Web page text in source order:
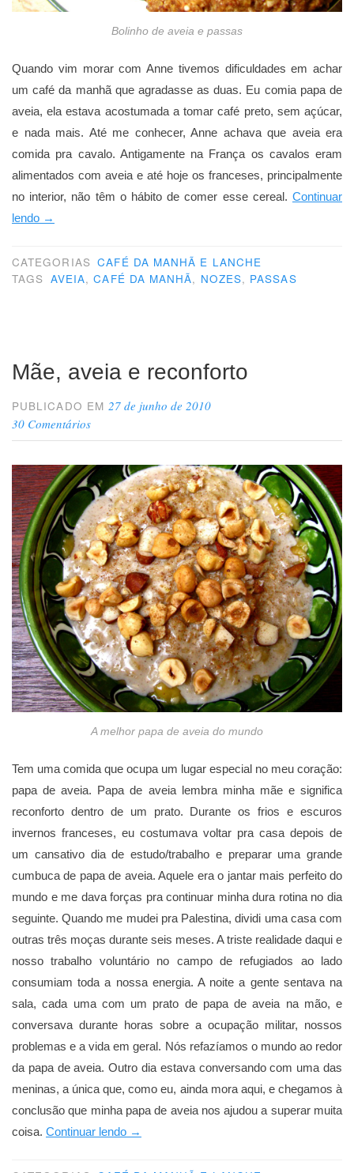
Bolinho de aveia e passas
Quando vim morar com Anne tivemos dificuldades em achar
um café da manhã que agradasse as duas. Eu comia papa de
aveia, ela estava acostumada a tomar café preto, sem açúcar,
e nada mais. Até me conhecer, Anne achava que aveia era
comida pra cavalo. Antigamente na França os cavalos eram
alimentados com aveia e até hoje os franceses, principalmente
no interior, não têm o hábito de comer esse cereal. Continuar
lendo “O
servir
no
→
CATEGORIAS CAFÉ DA MANHÃ E LANCHE
TAGS AVEIA,CAFÉ DA MANHÃ, NOZES, PASSAS
Mãe, aveia e reconforto
PUBLICADO EM27 de junho de 2010
30 Comentários
A melhor papa de aveia do mundo
Tem uma comida que ocupa um lugar especial no meu coração:
papa de aveia. Papa de aveia lembra minha mãe e significa
reconforto dentro de um prato. Durante os frios e escuros
invernos franceses, eu costumava voltar pra casa depois de
um cansativo dia de estudo/trabalho e preparar uma grande
cumbuca de papa de aveia. Aquele era o jantar mais perfeito do
mundo e me dava forças pra continuar minha dura rotina no dia
seguinte. Quando me mudei pra Palestina, dividi uma casa com
outras três moças durante seis meses. A triste realidade daqui e
nosso trabalho voluntário no campo de refugiados ao lado
consumiam toda a nossa energia. A noite a gente sentava na
sala, cada uma com um prato de papa de aveia na mão, e
conversava durante horas sobre a ocupação militar, nossos
problemas e a vida em geral. Nós refazíamos o mundo ao redor
da papa de aveia. Outro dia estava conversando com uma das
meninas, a única que, como eu, ainda mora aqui, e chegamos à
conclusão que minha papa de aveia nos ajudou a superar muita
coisa. Continuar lendo “Mãe,
→